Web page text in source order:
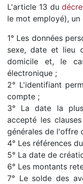
L'article 13 du
le mot employé),
1° Les données
sexe, date et lieu
domicile et, le
électronique ;
2° L'identifiant
compte ;
3° La date la
accepté les
générales de l'offre
4° Les références
5° La date de
6° Les montants
7° Le solde des